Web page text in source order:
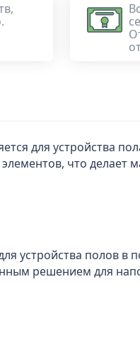
для устройства
что делает
устройства полов
решением для